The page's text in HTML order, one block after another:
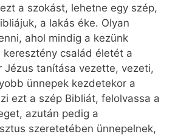
a szokást, lehetne egy szép,
a lakás éke. Olyan
ahol mindig a kezünk
keresztény család életét a
Jézus tanítása vezette, vezeti,
ünnepek kezdetekor a
ezt a szép Bibliát, felolvassa a
azután pedig a
szeretetében ünnepelnek,